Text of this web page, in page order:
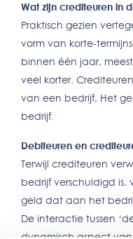
Wat zijn crediteuren in
Praktisch gezien
vorm van korte-
binnen één jaar,
veel korter.
van een bedrijf, Het
bedrijf.
Debiteuren en
Terwijl crediteuren
bedrijf verschuldigd
geld dat aan het
De interactie tussen